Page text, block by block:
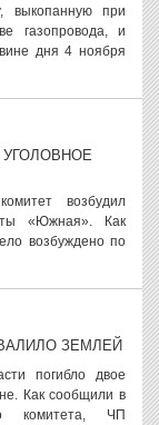
выкопанную при
газопровода, и
дня 4 ноября
возбудил
«Южная». Как
возбуждено по
ЗЕМЛЕЙ
погибло двое
Как сообщили в
комитета, ЧП